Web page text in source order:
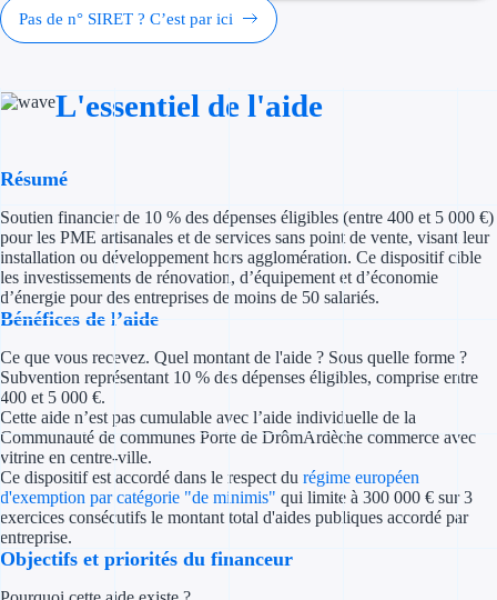
Aides
Réduction des
Crédits &
Exonération
Pas de n° SIRET ? C’est par ici
L'essentiel de l'aide
Résumé
Soutien financier de 10 % des dépenses éligibles (entre 400 et 5 000 €)
pour les PME artisanales et de services sans point de vente, visant leur
installation ou développement hors agglomération. Ce dispositif cible
les investissements de rénovation, d’équipement et d’économie
d’énergie pour des entreprises de moins de 50 salariés.
Bénéfices de l’aide
Ce que vous recevez. Quel montant de l'aide ? Sous quelle forme ?
Subvention représentant 10 % des dépenses éligibles, comprise entre
400 et 5 000 €.
Cette aide n’est pas cumulable avec l’aide individuelle de la
Communauté de communes Porte de DrômArdèche commerce avec
vitrine en centre-ville.
Ce dispositif est accordé dans le respect du régime européen
d'exemption par catégorie "de minimis" qui limite à 300 000 € sur 3
exercices consécutifs le montant total d'aides publiques accordé par
entreprise.
Objectifs et priorités du financeur